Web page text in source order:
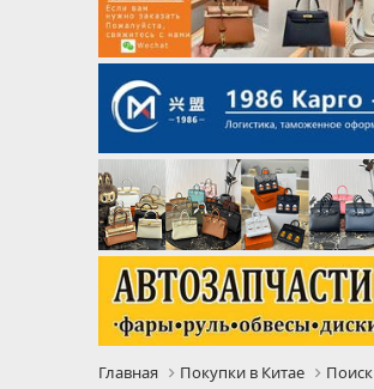
Главная Покупки в Китае Поиск